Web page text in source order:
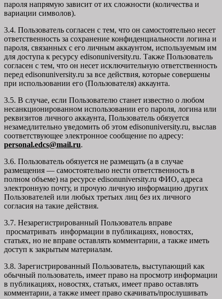
пароля напрямую зависит от их сложности (количества и
вариации символов).
3.4. Пользователь согласен с тем, что он самостоятельно несет
ответственность за сохранение конфиденциальности логина и
пароля, связанных с его личным аккаунтом, используемым им
для доступа к ресурсу edisonuniversity.ru. Также Пользователь
согласен с тем, что он несет исключительную ответственность
перед edisonuniversity.ru за все действия, которые совершены
при использовании его (Пользователя) аккаунта.
3.5. В случае, если Пользователю станет известно о любом
несанкционированном использовании его пароля, логина или
реквизитов личного аккаунта, Пользователь обязуется
незамедлительно уведомить об этом edisonuniversity.ru, выслав
соответствующее электронное сообщение по адресу:
personal.edcs@mail.ru.
3.6. Пользователь обязуется не размещать (а в случае
размещения — самостоятельно нести ответственность в
полном объеме) на ресурсе edisonuniversity.ru ФИО, адреса
электронную почту, и прочую личную информацию других
Пользователей или любых третьих лиц без их личного
согласия на такие действия.
3.7. Незарегистрированный Пользователь вправе
просматривать информации в публикациях, новостях,
статьях, но не вправе оставлять комментарии, а также иметь
доступ к закрытым материалам.
3.8. Зарегистрированный Пользователь, выступающий как
обычный пользователь, имеет право на просмотр информации
в публикациях, новостях, статьях, имеет право оставлять
комментарии, а также имеет право скачивать/прослушивать